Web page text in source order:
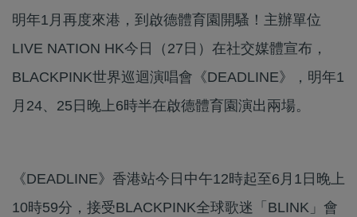
明年1月再度來港，到啟德體育園開騷！主辦單位
LIVE NATION HK今日（27日）在社交媒體宣布，
BLACKPINK世界巡迴演唱會《DEADLINE》，明年1
月24、25日晚上6時半在啟德體育園演出兩場。
《DEADLINE》香港站今日中午12時起至6月1日晚上
10時59分，接受BLACKPINK全球歌迷「BLINK」會